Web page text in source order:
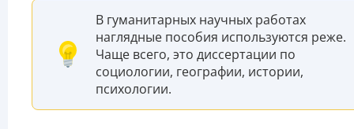
В гуманитарных научных работах
наглядные пособия используются реже.
Чаще всего, это диссертации по
социологии, географии, истории,
психологии.